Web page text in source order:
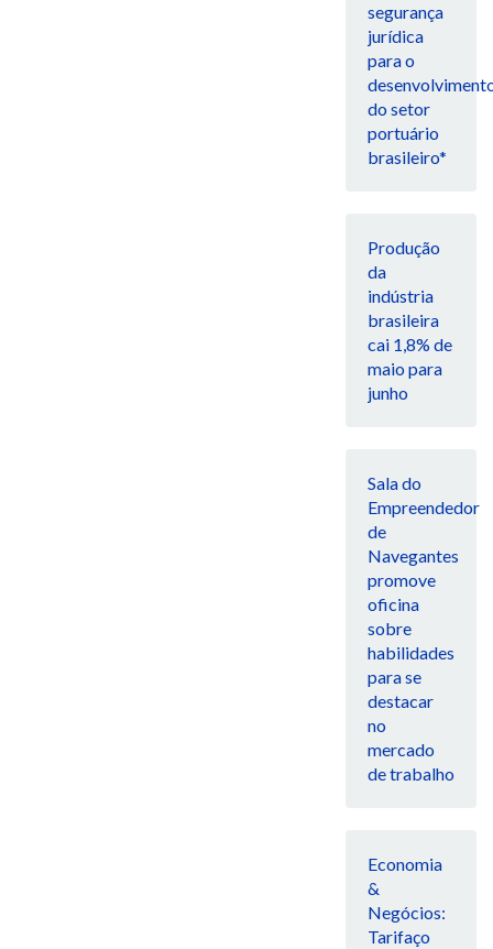
segurança
jurídica
para o
do setor
portuário
brasileiro*
Produção
da
indústria
brasileira
cai 1,8% de
maio para
junho
Sala do
Empreendedor
de
Navegantes
promove
oficina
sobre
habilidades
para se
destacar
no
mercado
de trabalho
Economia
&
Negócios:
Tarifaço